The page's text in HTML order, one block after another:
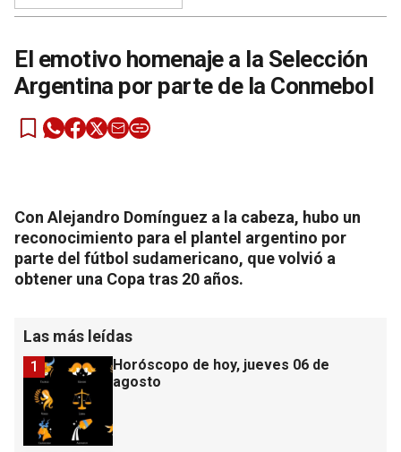
El emotivo homenaje a la Selección
Argentina por parte de la Conmebol
Con Alejandro Domínguez a la cabeza, hubo un
reconocimiento para el plantel argentino por
parte del fútbol sudamericano, que volvió a
obtener una Copa tras 20 años.
Las más leídas
Horóscopo de hoy, jueves 06 de
agosto
1